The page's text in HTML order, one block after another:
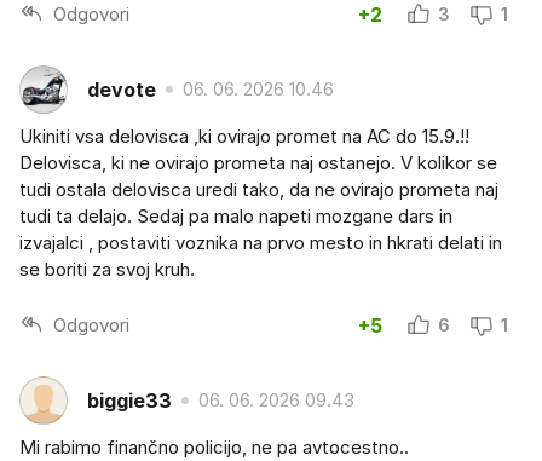
Odgovori +2 3 1
devote 06. 06. 2026 10.46
Ukiniti vsa delovisca ,ki ovirajo promet na AC do 15.9.!!
Delovisca, ki ne ovirajo prometa naj ostanejo. V kolikor se
tudi ostala delovisca uredi tako, da ne ovirajo prometa naj
tudi ta delajo. Sedaj pa malo napeti mozgane dars in
izvajalci , postaviti voznika na prvo mesto in hkrati delati in
se boriti za svoj kruh.
Odgovori +5 6 1
biggie33 06. 06. 2026 09.43
Mi rabimo finančno policijo, ne pa avtocestno..